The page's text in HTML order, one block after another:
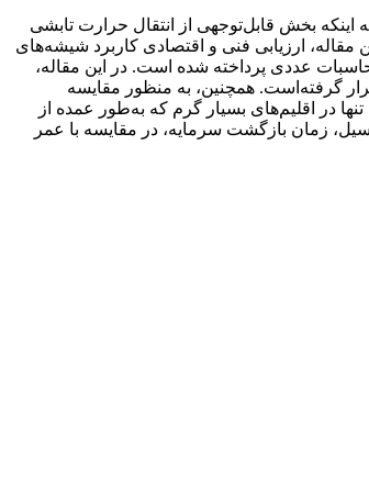
اینکه بخش قابل‌توجهی از انتقال حرارت تابشی
ارزیابی فنی و اقتصادی کاربرد شیشه‌های
عددی پرداخته شده است. در این مقاله،
گرفته‌است. همچنین، به منظور مقایسه
در اقلیم‌های بسیار گرم که به‌طور عمده از
زمان بازگشت سرمایه، در مقایسه با عمر